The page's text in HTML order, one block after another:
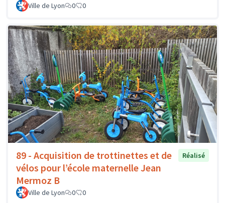
Ville de Lyon 0 0
89 - Acquisition de trottinettes et de
vélos pour l’école maternelle Jean
Mermoz B
Réalisé
Ville de Lyon 0 0